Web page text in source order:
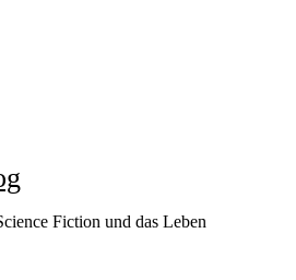
Fiction und das Leben